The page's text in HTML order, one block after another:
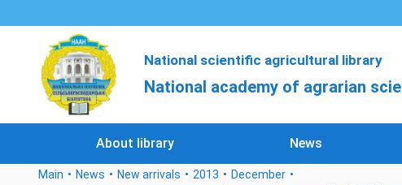
National scientific agricultural library
National academy of agrarian
About library News
Main News New arrivals 2013
December